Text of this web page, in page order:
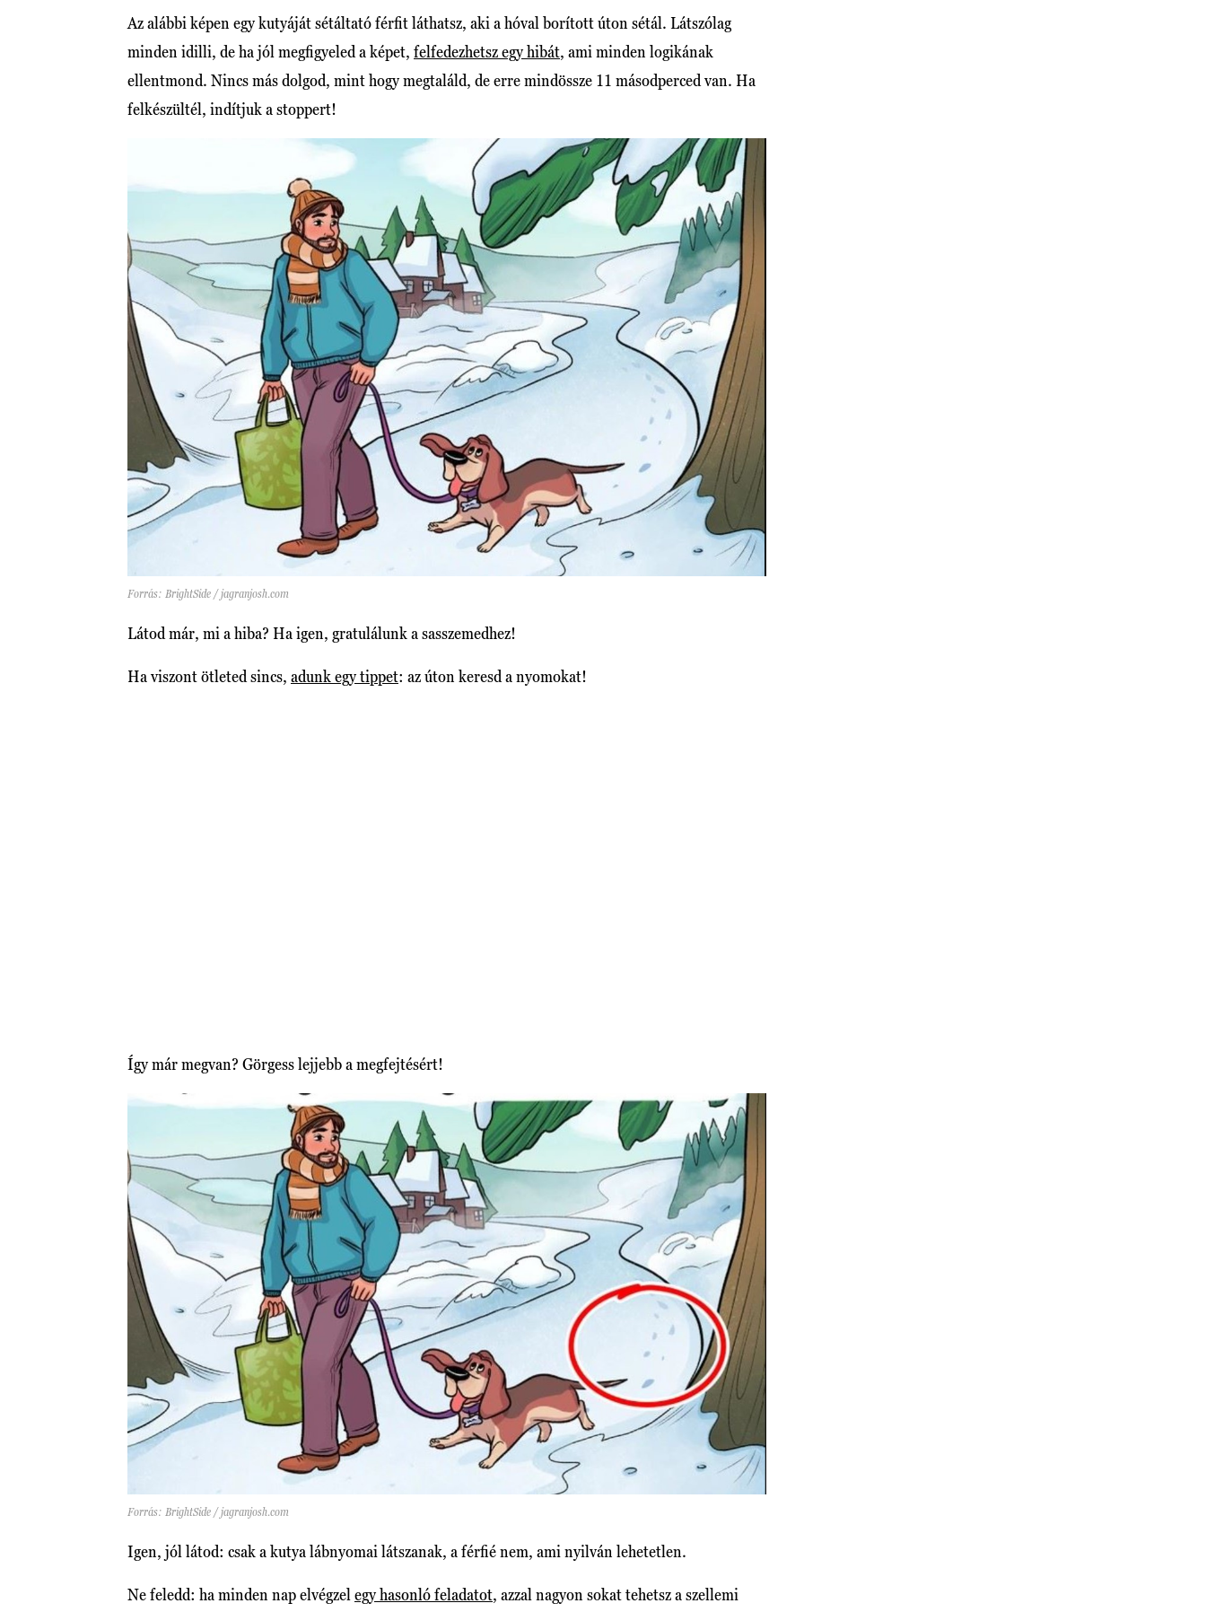
Az alábbi képen egy kutyáját sétáltató férfit láthatsz, aki a hóval borított úton sétál. Látszólag
minden idilli, de ha jól megfigyeled a képet, felfedezhetsz egy hibát, ami minden logikának
ellentmond. Nincs más dolgod, mint hogy megtaláld, de erre mindössze 11 másodperced van. Ha
felkészültél, indítjuk a stoppert!
Forrás: BrightSide / jagranjosh.com
Látod már, mi a hiba? Ha igen, gratulálunk a sasszemedhez!
Ha viszont ötleted sincs, adunk egy tippet: az úton keresd a nyomokat!
Így már megvan? Görgess lejjebb a megfejtésért!
Forrás: BrightSide / jagranjosh.com
Igen, jól látod: csak a kutya lábnyomai látszanak, a férfié nem, ami nyilván lehetetlen.
Ne feledd: ha minden nap elvégzelegy hasonló feladatot, azzal nagyon sokat tehetsz a szellemi